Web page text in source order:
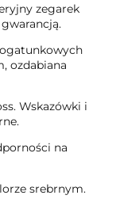
zegarek
ozdabiana
Wskazówki i
na
srebrnym.